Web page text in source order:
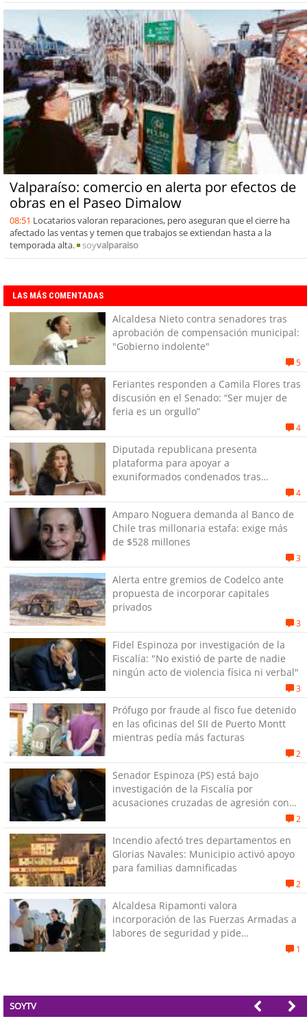
Valparaíso: comercio en alerta por efectos de
obras en el Paseo Dimalow
08:51 Locatarios valoran reparaciones, pero aseguran que el cierre ha
afectado las ventas y temen que trabajos se extiendan hasta a la
temporada alta.
soyvalparaiso
LAS MÁS COMENTADAS
Alcaldesa Nieto contra senadores tras
aprobación de compensación municipal:
"Gobierno indolente"
5
Feriantes responden a Camila Flores tras
discusión en el Senado: “Ser mujer de
feria es un orgullo”
4
Diputada republicana presenta
plataforma para apoyar a
exuniformados condenados tras
4
Amparo Noguera demanda al Banco de
Chile tras millonaria estafa: exige más
de $528 millones
3
Alerta entre gremios de Codelco ante
propuesta de incorporar capitales
privados
3
Fidel Espinoza por investigación de la
Fiscalía: "No existió de parte de nadie
ningún acto de violencia física ni verbal"
3
Prófugo por fraude al fisco fue detenido
en las oficinas del SII de Puerto Montt
mientras pedía más facturas
2
Senador Espinoza (PS) está bajo
investigación de la Fiscalía por
acusaciones cruzadas de agresión con
2
Incendio afectó tres departamentos en
Glorias Navales: Municipio activó apoyo
para familias damnificadas
2
Alcaldesa Ripamonti valora
incorporación de las Fuerzas Armadas a
labores de seguridad y pide
1
SOYTV